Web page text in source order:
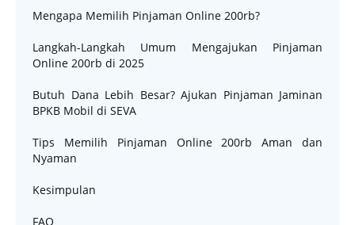
Mengapa Memilih Pinjaman Online 200rb?
Langkah-Langkah Umum Mengajukan Pinjaman
Online 200rb di 2025
Butuh Dana Lebih Besar? Ajukan Pinjaman Jaminan
BPKB Mobil di SEVA
Tips Memilih Pinjaman Online 200rb Aman dan
Nyaman
Kesimpulan
FAQ